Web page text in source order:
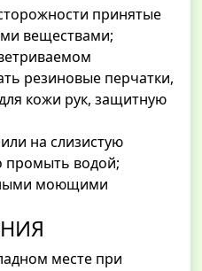
принятые
веществами;
резиновые перчатки,
кожи рук, защитную
на слизистую
промыть водой;
моющими
месте при